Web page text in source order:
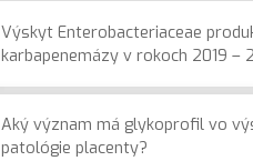
Výskyt Enterobacteriaceae
karbapenemázy v rokoch 2019 –
Aký význam má glykoprofil vo
patológie placenty?